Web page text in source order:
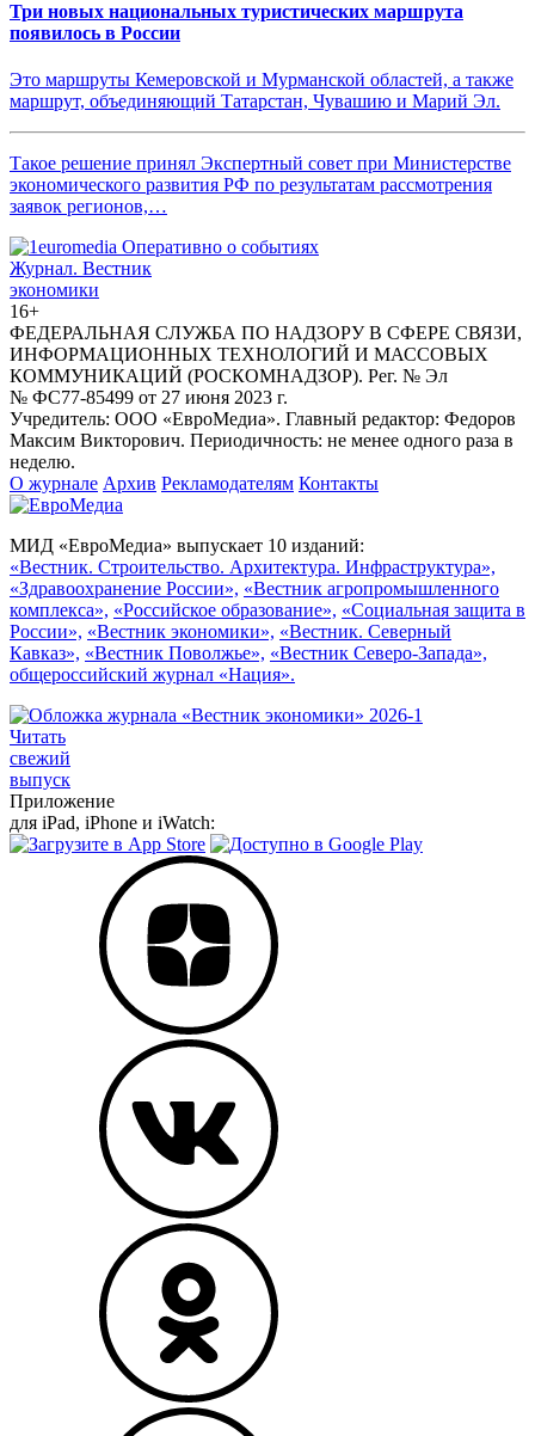
Три новых национальных туристических маршрута
появилось в России
Это маршруты Кемеровской и Мурманской областей, а также
маршрут, объединяющий Татарстан, Чувашию и Марий Эл.
Такое решение принял Экспертный совет при Министерстве
экономического развития РФ по результатам рассмотрения
заявок регионов,…
Журнал. Вестник
экономики
16+
ФЕДЕРАЛЬНАЯ СЛУЖБА ПО НАДЗОРУ В СФЕРЕ СВЯЗИ,
ИНФОРМАЦИОННЫХ ТЕХНОЛОГИЙ И МАССОВЫХ
КОММУНИКАЦИЙ (РОСКОМНАДЗОР). Рег. № Эл
№ ФС77-85499 от 27 июня 2023 г.
Учредитель: ООО «ЕвроМедиа». Главный редактор: Федоров
Максим Викторович. Периодичность: не менее одного раза в
неделю.
О журнале Архив Рекламодателям Контакты
МИД «ЕвроМедиа» выпускает 10 изданий:
«Вестник. Строительство. Архитектура. Инфраструктура»,
«Здравоохранение России», «Вестник агропромышленного
комплекса», «Российское образование», «Социальная защита в
России», «Вестник экономики», «Вестник. Северный
Кавказ», «Вестник Поволжье», «Вестник Северо-Запада»,
общероссийский журнал «Нация».
Читать
свежий
выпуск
Приложение
для iPad, iPhone и iWatch: